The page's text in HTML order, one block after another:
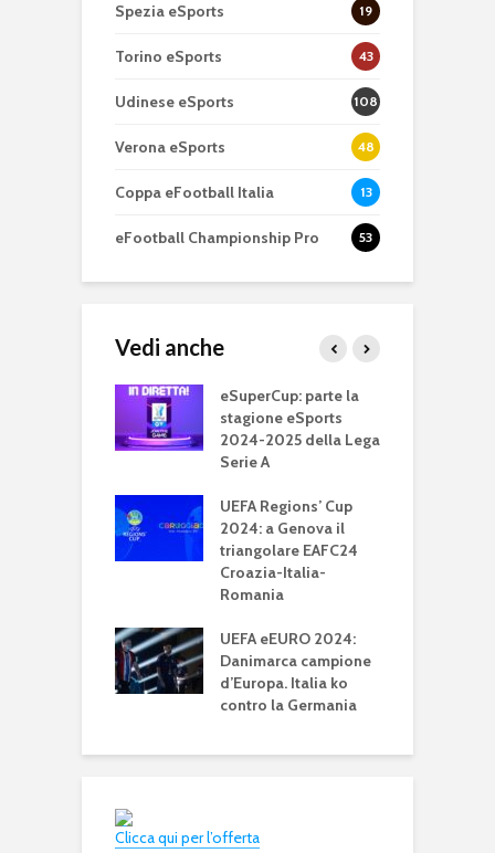
Spezia eSports 19
Torino eSports 43
Udinese eSports 108
Verona eSports 48
Coppa eFootball Italia 13
eFootball Championship Pro 53
Vedi anche
eSuperCup: parte la
stagione eSports
2024-2025 della Lega
Serie A
UEFA Regions’ Cup
2024: a Genova il
triangolare EAFC24
Croazia-Italia-
Romania
UEFA eEURO 2024:
Danimarca campione
d’Europa. Italia ko
contro la Germania
Clicca qui per l’offerta